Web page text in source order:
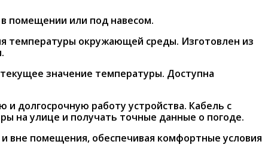
помещении или под навесом.
температуры окружающей среды. Изготовлен из
значение температуры. Доступна
долгосрочную работу устройства. Кабель с
на улице и получать точные данные о погоде.
вне помещения, обеспечивая комфортные условия